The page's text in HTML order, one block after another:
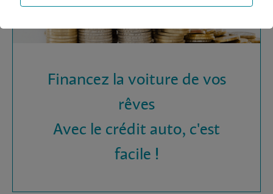
Financez la voiture de vos
rêves
Avec le crédit auto, c'est
facile !